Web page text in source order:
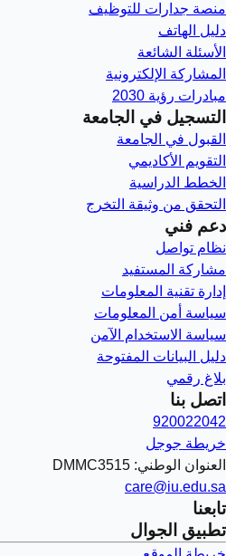
منصة جدارات للتوظيف
دليل الهاتف
الأسئلة الشائعة
المشاركة الإلكترونية
مبادرات رؤية 2030
التسجيل في الجامعة
القبول في الجامعة
التقويم الأكاديمي
الخطط الدراسية
التحقق من وثيقة التخرج
دعم فني
نظام تواصل
مشاركة المستفيد
إدارة تقنية المعلومات
سياسة أمن المعلومات
سياسة الاستخدام الآمن
دليل البيانات المفتوحة
بلاغ رقمي
اتصل بنا
920022042
خريطة جوجل
العنوان الوطني: DMMC3515
care@iu.edu.sa
تابعنا
تطبيق الجوال